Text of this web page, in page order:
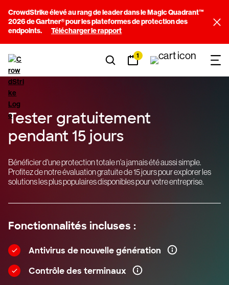
CrowdStrike élevé au rang de leader dans le Magic Quadrant™
2026 de Gartner® pour les plateformes de protection des
endpoints.
Télécharger le rapport
1
Tester gratuitement
pendant 15 jours
Bénéficier d'une protection totale n'a jamais été aussi simple.
Profitez de notre évaluation gratuite de 15 jours pour explorer les
solutions les plus populaires disponibles pour votre entreprise.
Fonctionnalités incluses :
Antivirus de nouvelle génération
Contrôle des terminaux